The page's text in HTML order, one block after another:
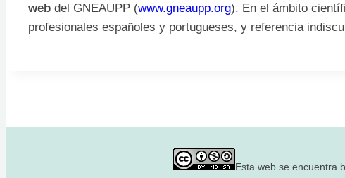
web del GNEAUPP (www.gneaupp.org). En el ámbito
profesionales españoles y portugueses, y referencia
Esta web se encuentra